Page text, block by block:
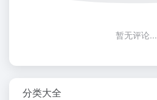
暂无评论...
分类大全